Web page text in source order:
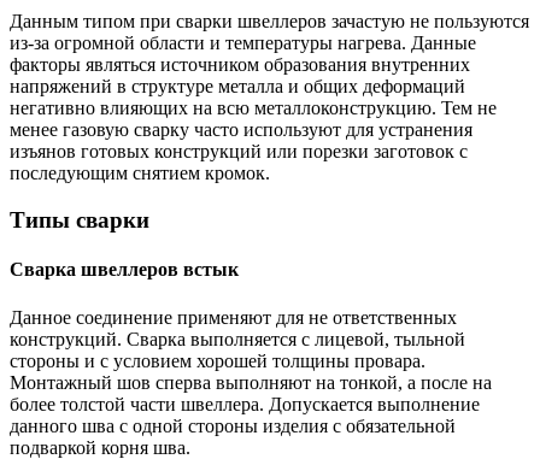
Данным типом при сварки швеллеров зачастую не пользуются
из-за огромной области и температуры нагрева. Данные
факторы являться источником образования внутренних
напряжений в структуре металла и общих деформаций
негативно влияющих на всю металлоконструкцию. Тем не
менее газовую сварку часто используют для устранения
изъянов готовых конструкций или порезки заготовок с
последующим снятием кромок.
Типы сварки
Сварка швеллеров встык
Данное соединение применяют для не ответственных
конструкций. Сварка выполняется с лицевой, тыльной
стороны и с условием хорошей толщины провара.
Монтажный шов сперва выполняют на тонкой, а после на
более толстой части швеллера. Допускается выполнение
данного шва с одной стороны изделия с обязательной
подваркой корня шва.